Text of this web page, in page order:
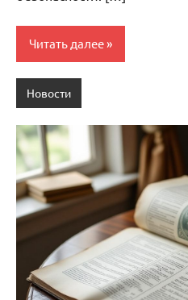
Читать далее
Новости